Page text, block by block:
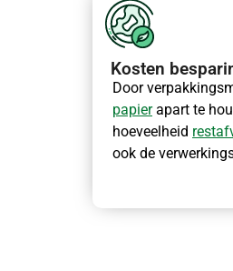
Kosten
Door
papierapart te
hoeveelheid
ook de